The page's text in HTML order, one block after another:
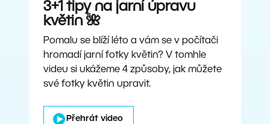
3+1 tipy na jarní úpravu
květin 🌺
Pomalu se blíží léto a vám se v počítači
hromadí jarní fotky květin? V tomhle
videu si ukážeme 4 způsoby, jak můžete
své fotky květin upravit.
Přehrát video